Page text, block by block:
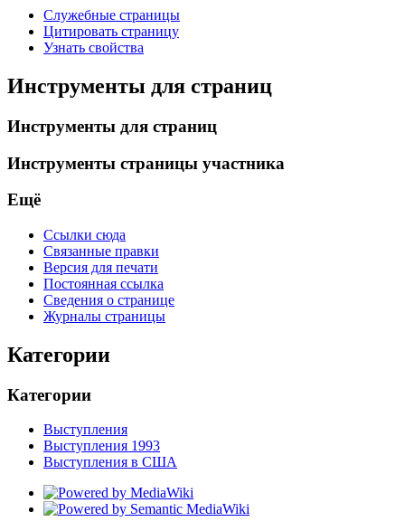
Служебные страницы
Цитировать страницу
Узнать свойства
Инструменты для страниц
Инструменты для страниц
Инструменты страницы участника
Ещё
Ссылки сюда
Связанные правки
Версия для печати
Постоянная ссылка
Сведения о странице
Журналы страницы
Категории
Категории
Выступления
Выступления 1993
Выступления в США